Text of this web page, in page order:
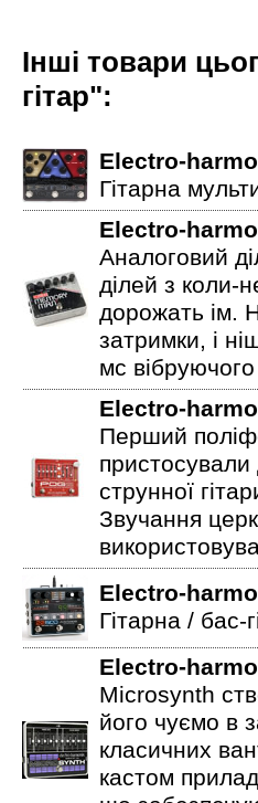
Інші товари
гітар":
Electro-
Гітарна
Electro-
Аналоговий
ділей з коли-
дорожать ім.
затримки, і
мс
Electro-
Перший
пристосували
струнної
Звучання
Electro-
Гітарна / бас-
Electro-
Microsynth
його чуємо в
класичних
кастом